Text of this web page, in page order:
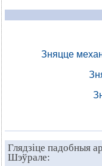
Зняцце
Глядзіце падобныя
Шэўрале: